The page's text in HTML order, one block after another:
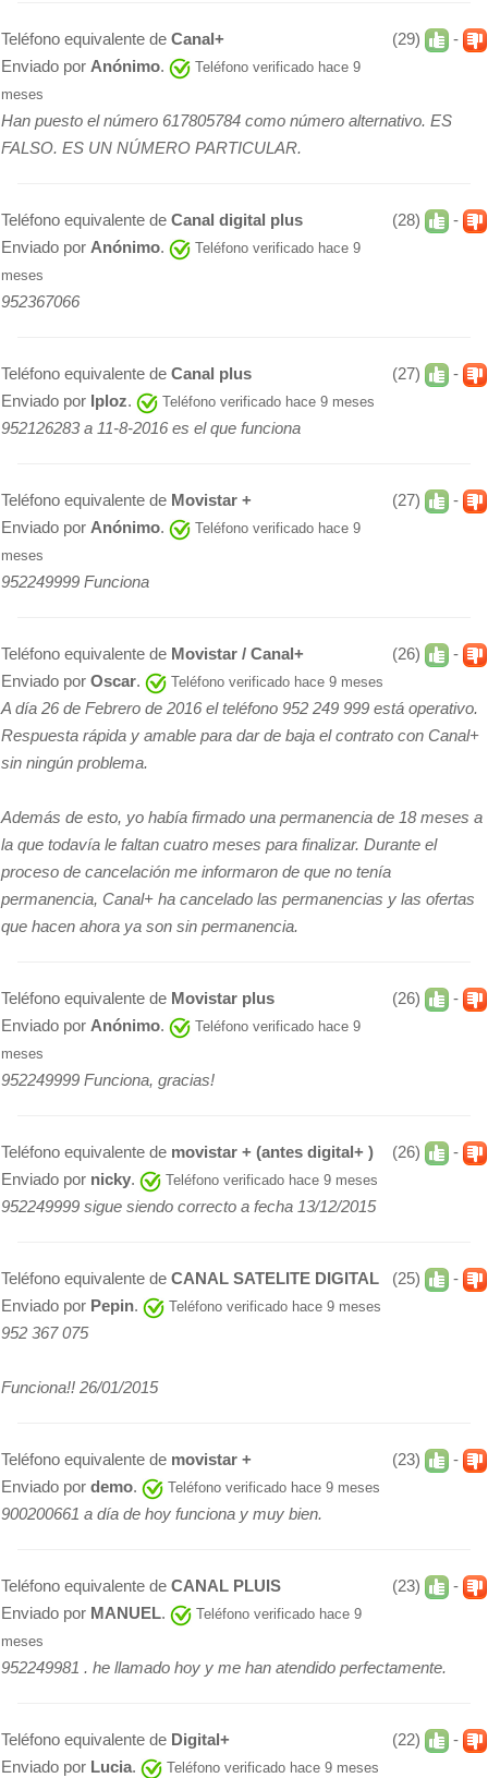
(29) -
Teléfono equivalente de Canal+
Enviado por Anónimo.
Teléfono verificado hace 9
meses
Han puesto el número 617805784 como número alternativo. ES
FALSO. ES UN NÚMERO PARTICULAR.
(28) -
Teléfono equivalente de Canal digital plus
Enviado por Anónimo.
Teléfono verificado hace 9
meses
952367066
(27) -
Teléfono equivalente de Canal plus
Enviado por Iploz. Teléfono verificado hace 9 meses
952126283 a 11-8-2016 es el que funciona
(27) -
Teléfono equivalente de Movistar +
Enviado por Anónimo.
Teléfono verificado hace 9
meses
952249999 Funciona
(26) -
Teléfono equivalente de Movistar / Canal+
Enviado por Oscar. Teléfono verificado hace 9 meses
A día 26 de Febrero de 2016 el teléfono 952 249 999 está operativo.
Respuesta rápida y amable para dar de baja el contrato con Canal+
sin ningún problema.
Además de esto, yo había firmado una permanencia de 18 meses a
la que todavía le faltan cuatro meses para finalizar. Durante el
proceso de cancelación me informaron de que no tenía
permanencia, Canal+ ha cancelado las permanencias y las ofertas
que hacen ahora ya son sin permanencia.
(26) -
Teléfono equivalente de Movistar plus
Enviado por Anónimo.
Teléfono verificado hace 9
meses
952249999 Funciona, gracias!
(26) -
Teléfono equivalente de movistar + (antes digital+ )
Enviado por nicky. Teléfono verificado hace 9 meses
952249999 sigue siendo correcto a fecha 13/12/2015
(25) -
Teléfono equivalente de CANAL SATELITE DIGITAL
Enviado por Pepin. Teléfono verificado hace 9 meses
952 367 075
Funciona!! 26/01/2015
(23) -
Teléfono equivalente de movistar +
Enviado por demo. Teléfono verificado hace 9 meses
900200661 a día de hoy funciona y muy bien.
(23) -
Teléfono equivalente de CANAL PLUIS
Enviado por MANUEL.
Teléfono verificado hace 9
meses
952249981 . he llamado hoy y me han atendido perfectamente.
(22) -
Teléfono equivalente de Digital+
Enviado por Lucia. Teléfono verificado hace 9 meses